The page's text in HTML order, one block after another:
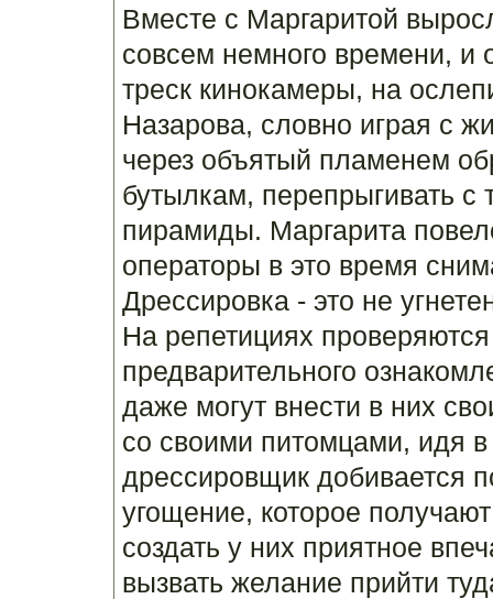
Вместе с Маргаритой
совсем немного времени,
треск кинокамеры, на
Назарова, словно играя с
через объятый пламенем
бутылкам, перепрыгивать с
пирамиды. Маргарита
операторы в это время
Дрессировка - это не
На репетициях
предварительного
даже могут внести в них
со своими питомцами, идя
дрессировщик добивается
угощение, которое
создать у них приятное
вызвать желание прийти